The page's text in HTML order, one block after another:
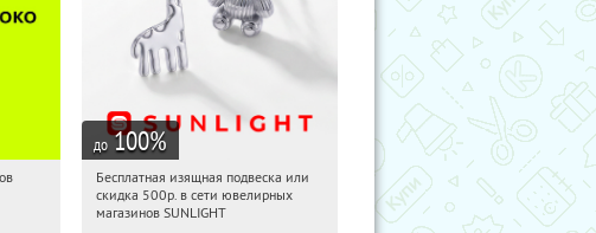
до 100%
08:34:57 Получили:
Россия
Бесплатная изящная подвеска или
скидка 500р. в сети ювелирных
магазинов SUNLIGHT